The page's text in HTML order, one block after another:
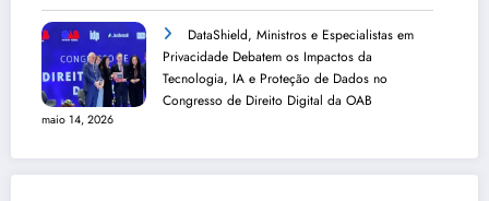
DataShield, Ministros e Especialistas em
Privacidade Debatem os Impactos da
Tecnologia, IA e Proteção de Dados no
Congresso de Direito Digital da OAB
maio 14, 2026